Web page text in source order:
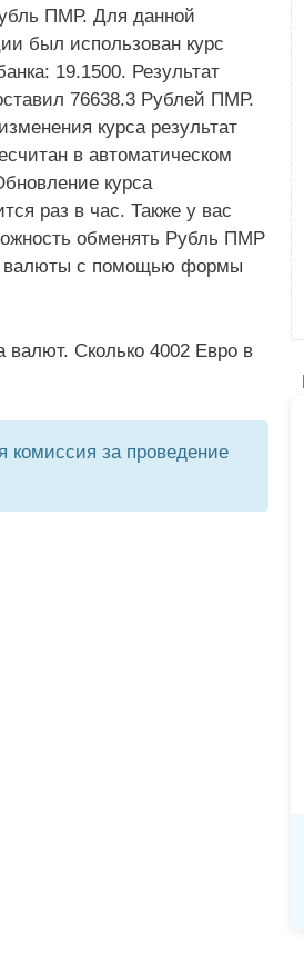
ПМР. Для данной
был использован курс
19.1500. Результат
76638.3 Рублей ПМР.
курса результат
в автоматическом
курса
раз в час. Также у вас
обменять Рубль ПМР
валюты с помощью формы
валют. Сколько 4002 Евро в
за проведение